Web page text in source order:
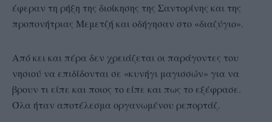
έφεραν τη ρήξη της διοίκησης της Σαντορίνης και της
προπονήτριας Μεμετζή και οδήγησαν στο «διαζύγιο».
Από κει και πέρα δεν χρειάζεται οι παράγοντες του
νησιού να επιδίδονται σε «κυνήγι μαγισσών» για να
βρουν τι είπε και ποιος το είπε και πως το εξέφρασε.
Όλα ήταν αποτέλεσμα οργανωμένου ρεπορτάζ.